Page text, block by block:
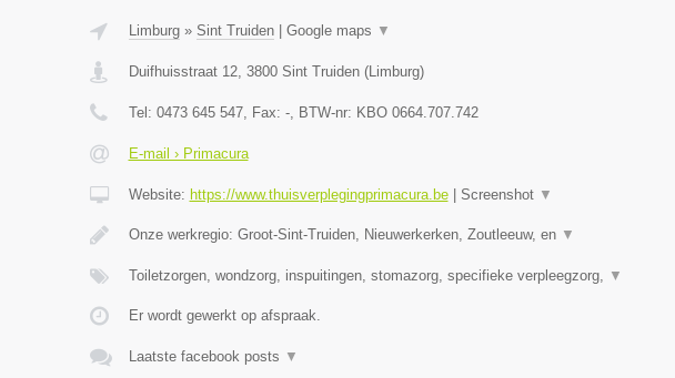
Limburg» Sint Truiden| Google maps ▼
Duifhuisstraat 12, 3800 Sint Truiden(Limburg)
Tel: 0473 645 547, Fax: -, BTW-nr: KBO 0664.707.742
E-mail › Primacura
Website: https://www.thuisverplegingprimacura.be| Screenshot ▼
Onze werkregio: Groot-Sint-Truiden, Nieuwerkerken, Zoutleeuw, en ▼
Toiletzorgen, wondzorg, inspuitingen, stomazorg, specifieke verpleegzorg, ▼
Er wordt gewerkt op afspraak.
Laatste facebook posts ▼